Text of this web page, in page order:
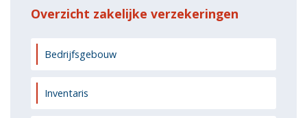
Overzicht zakelijke verzekeringen
Bedrijfsgebouw
Inventaris